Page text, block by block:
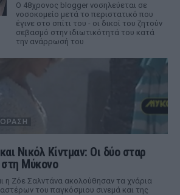
Ο 48χρονος blogger νοσηλεύεται σε
νοσοκομείο μετά το περιστατικό που
έγινε στο σπίτι του - οι δικοί του ζητούν
σεβασμό στην ιδιωτικότητά του κατά
την ανάρρωσή του
Νικόλ Κίντμαν: Οι δύο σταρ
στη Μύκονο
η Ζόε Σαλντάνα ακολούθησαν τα χνάρια
του παγκόσμιου σινεμά και της